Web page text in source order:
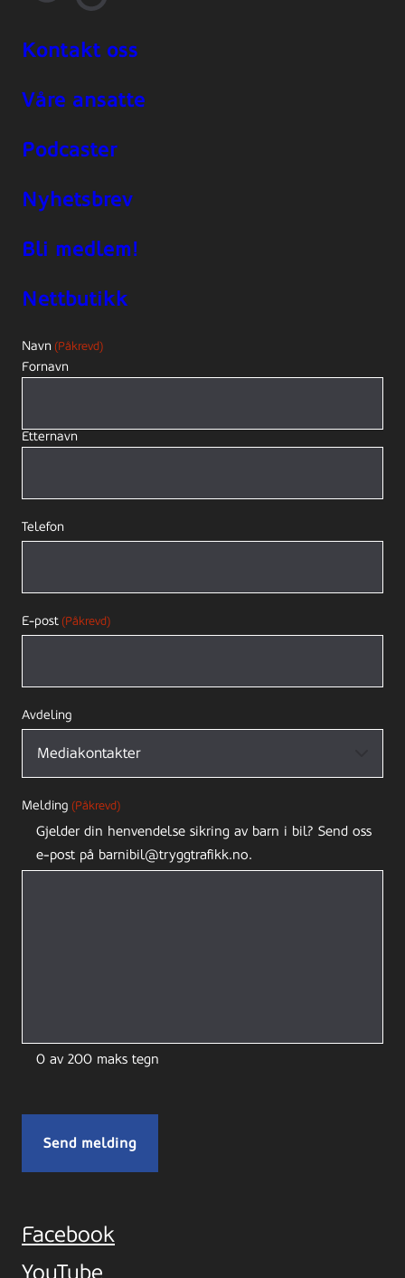
Kontakt oss
Våre ansatte
Podcaster
Nyhetsbrev
Bli medlem!
Nettbutikk
Navn (Påkrevd)
Fornavn
Etternavn
Telefon
E-post (Påkrevd)
Avdeling
Melding (Påkrevd)
Gjelder din henvendelse sikring av barn i bil? Send oss
e-post på barnibil@tryggtrafikk.no.
0 av 200 maks tegn
Facebook
YouTube